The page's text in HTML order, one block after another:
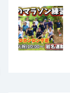
5.00
で参加。 1人で走った
、みんなで話ながら
。 コーチや参加者…